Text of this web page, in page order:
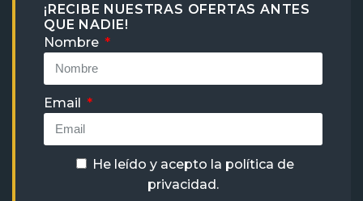
¡RECIBE NUESTRAS OFERTAS ANTES
QUE NADIE!
Nombre
Email
He leído y acepto la política de
privacidad.